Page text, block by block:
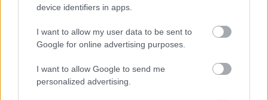
device identifiers in apps.
I want to allow my user data to be sent to
Google for online advertising purposes.
I want to allow Google to send me
personalized advertising.